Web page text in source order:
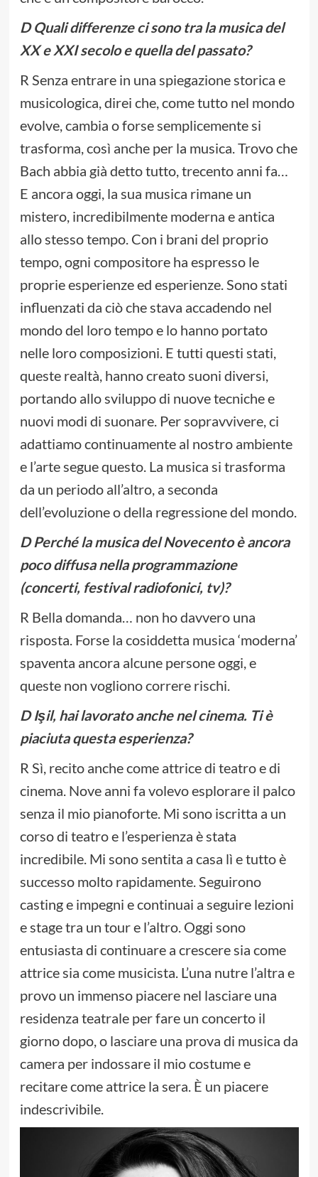
D Quali differenze ci sono tra la musica del
XX e XXI secolo e quella del passato?
R Senza entrare in una spiegazione storica e
musicologica, direi che, come tutto nel mondo
evolve, cambia o forse semplicemente si
trasforma, così anche per la musica. Trovo che
Bach abbia già detto tutto, trecento anni fa…
E ancora oggi, la sua musica rimane un
mistero, incredibilmente moderna e antica
allo stesso tempo. Con i brani del proprio
tempo, ogni compositore ha espresso le
proprie esperienze ed esperienze. Sono stati
influenzati da ciò che stava accadendo nel
mondo del loro tempo e lo hanno portato
nelle loro composizioni. E tutti questi stati,
queste realtà, hanno creato suoni diversi,
portando allo sviluppo di nuove tecniche e
nuovi modi di suonare. Per sopravvivere, ci
adattiamo continuamente al nostro ambiente
e l’arte segue questo. La musica si trasforma
da un periodo all’altro, a seconda
dell’evoluzione o della regressione del mondo.
D Perché la musica del Novecento è ancora
poco diffusa nella programmazione
(concerti, festival radiofonici, tv)?
R Bella domanda… non ho davvero una
risposta. Forse la cosiddetta musica ‘moderna’
spaventa ancora alcune persone oggi, e
queste non vogliono correre rischi.
D Işil, hai lavorato anche nel cinema. Ti è
piaciuta questa esperienza?
R Sì, recito anche come attrice di teatro e di
cinema. Nove anni fa volevo esplorare il palco
senza il mio pianoforte. Mi sono iscritta a un
corso di teatro e l’esperienza è stata
incredibile. Mi sono sentita a casa lì e tutto è
successo molto rapidamente. Seguirono
casting e impegni e continuai a seguire lezioni
e stage tra un tour e l’altro. Oggi sono
entusiasta di continuare a crescere sia come
attrice sia come musicista. L’una nutre l’altra e
provo un immenso piacere nel lasciare una
residenza teatrale per fare un concerto il
giorno dopo, o lasciare una prova di musica da
camera per indossare il mio costume e
recitare come attrice la sera. È un piacere
indescrivibile.